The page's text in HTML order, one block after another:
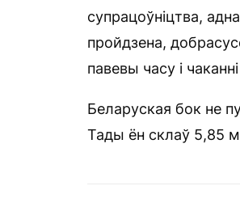
супрацоўніцтва,
пройдзена,
павевы часу і
Беларуская бок не
Тады ён склаў 5,85